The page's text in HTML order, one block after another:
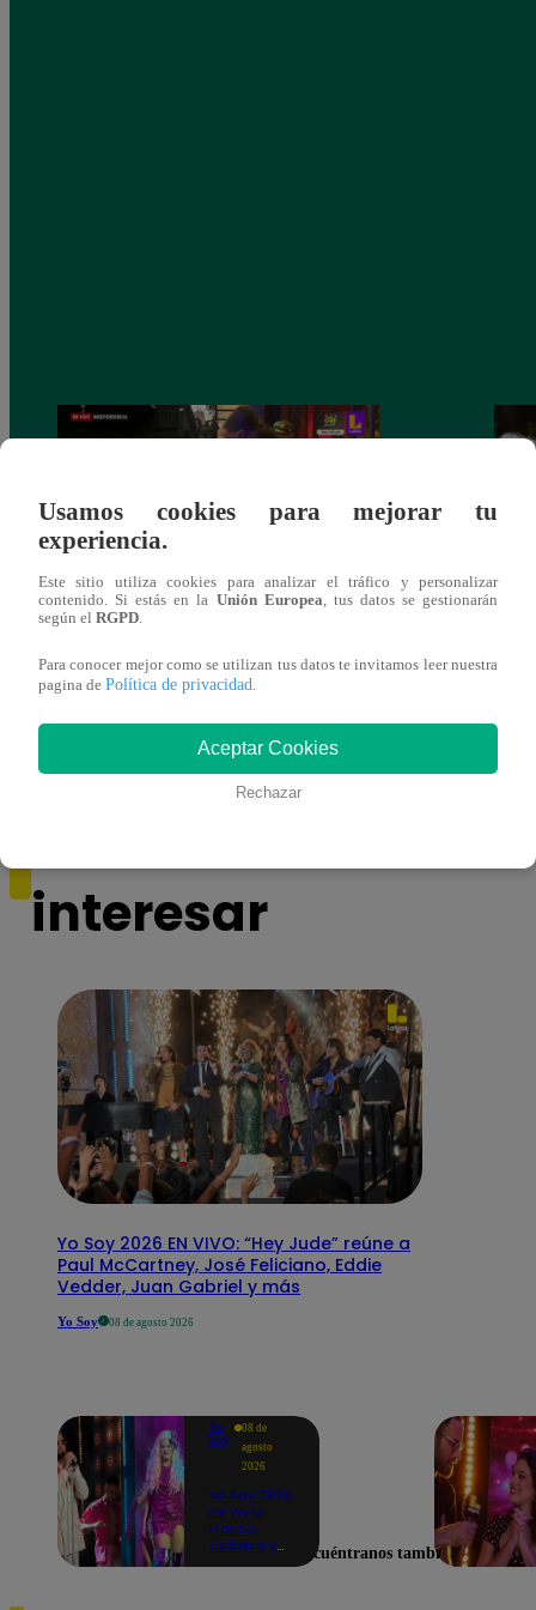
Cantante Jaime Carmona asesinado: todo
lo que sabe de la muerte del exparticipante
de ‘La Voz Perú’
de
interesar
Yo Soy 2026 EN VIVO: “Hey Jude” reúne a
Paul McCartney, José Feliciano, Eddie
Vedder, Juan Gabriel y más
Yo Soy 08 de agosto 2026
Yo
Soy
08 de
agosto
2026
Yo Soy 2026
EN VIVO:
Franco
Cabrera y
Usamos cookies para mejorar tu
experiencia.
Este sitio utiliza cookies para analizar el tráfico y personalizar
contenido. Si estás en la Unión Europea, tus datos se gestionarán
según el RGPD.
Para conocer mejor como se utilizan tus datos te invitamos leer nuestra
pagina de Política de privacidad.
Aceptar Cookies
Rechazar
Encuéntranos también en